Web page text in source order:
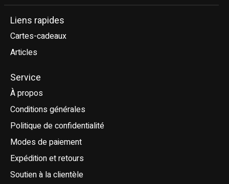
Liens rapides
Cartes-cadeaux
Articles
Service
À propos
Conditions générales
Politique de confidentialité
Modes de paiement
Expédition et retours
Soutien à la clientèle